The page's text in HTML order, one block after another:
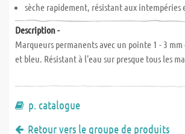
sèche rapidement, résistant aux intempéries
Description -
Marqueurs permanents avec un pointe 1 - 3
et bleu. Résistant à l'eau sur presque tous les
p. catalogue
Retour vers le groupe de produits